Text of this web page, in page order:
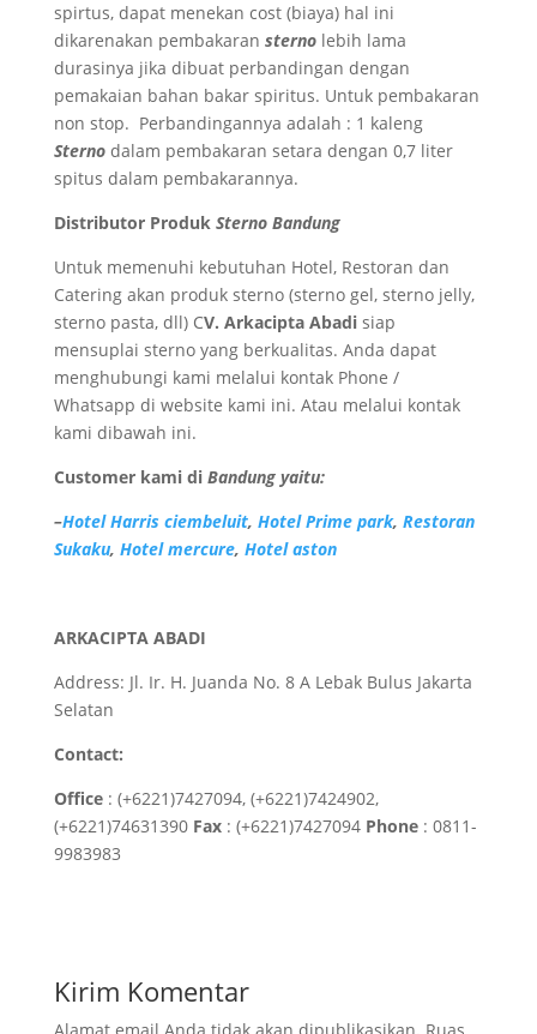
spirtus, dapat menekan cost (biaya) hal ini
dikarenakan pembakaran sternolebih lama
durasinya jika dibuat perbandingan dengan
pemakaian bahan bakar spiritus. Untuk pembakaran
non stop. Perbandingannya adalah : 1 kaleng
Sternodalam pembakaran setara dengan 0,7 liter
spitus dalam pembakarannya.
Distributor Produk Sterno Bandung
Untuk memenuhi kebutuhan Hotel, Restoran dan
Catering akan produk sterno (sterno gel, sterno jelly,
sterno pasta, dll) CV. Arkacipta Abadisiap
mensuplai sterno yang berkualitas. Anda dapat
menghubungi kami melalui kontak Phone /
Whatsapp di website kami ini. Atau melalui kontak
kami dibawah ini.
Customer kami di Bandung yaitu:
–Hotel Harris ciembeluit, Hotel Prime park, Restoran
Sukaku, Hotel mercure, Hotel aston
ARKACIPTA ABADI
Address: Jl. Ir. H. Juanda No. 8 A Lebak Bulus Jakarta
Selatan
Contact:
Office: (+6221)7427094, (+6221)7424902,
(+6221)74631390 Fax: (+6221)7427094 Phone: 0811-
9983983
Kirim Komentar